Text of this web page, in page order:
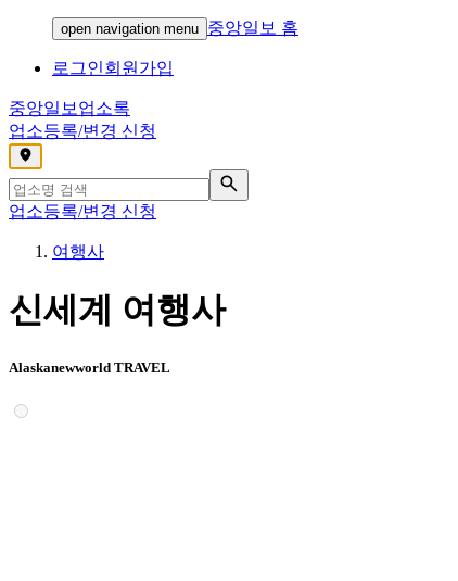
open navigation menu 중앙일보 홈
로그인회원가입
중앙일보 업소록
업소등록/변경 신청
,
업소등록/변경 신청
여행사
신세계 여행사
Alaskanewworld TRAVEL